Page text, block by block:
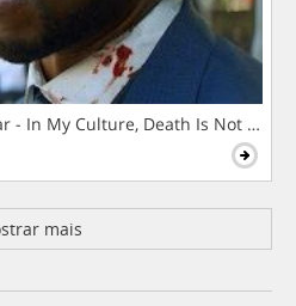
- In My Culture, Death Is Not The
mais